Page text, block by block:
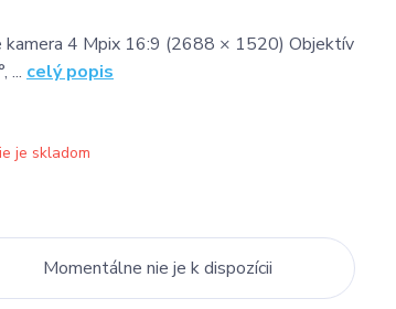
kamera 4 Mpix 16:9 (2688 × 1520) Objektív
... celý popis
je skladom
Momentálne nie je k dispozícii